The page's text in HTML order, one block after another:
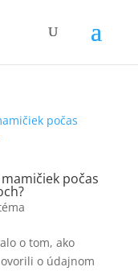
počas
o tom, ako
o údajnom